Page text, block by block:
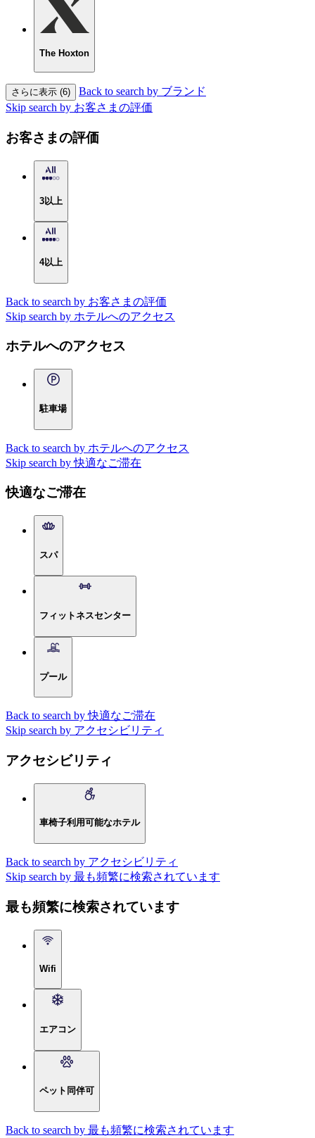
The Hoxton
さらに表示 (6)
Back to search by ブランド
Skip search by お客さまの評価
お客さまの評価
3以上
4以上
Back to search by お客さまの評価
Skip search by ホテルへのアクセス
ホテルへのアクセス
駐車場
Back to search by ホテルへのアクセス
Skip search by 快適なご滞在
快適なご滞在
スパ
フィットネスセンター
プール
Back to search by 快適なご滞在
Skip search by アクセシビリティ
アクセシビリティ
車椅子利用可能なホテル
Back to search by アクセシビリティ
Skip search by 最も頻繁に検索されています
最も頻繁に検索されています
Wifi
エアコン
ペット同伴可
Back to search by 最も頻繁に検索されています